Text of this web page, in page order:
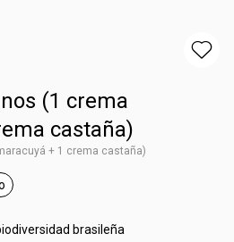
(1 crema
castaña)
+ 1 crema castaña)
regalo
brasileña